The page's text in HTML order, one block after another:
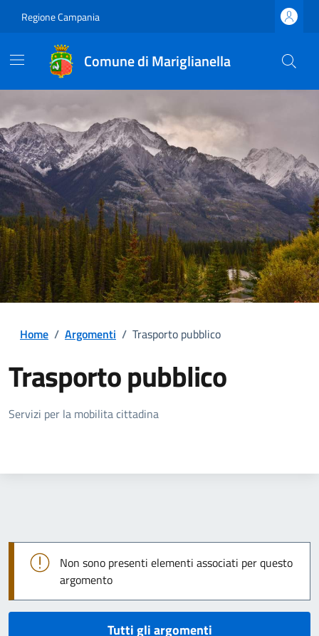
Regione Campania
Comune di Mariglianella
Home / Argomenti / Trasporto pubblico
Trasporto pubblico
Dettagli della notizia
Servizi per la mobilita cittadina
Non sono presenti elementi associati per questo
argomento
Tutti gli argomenti